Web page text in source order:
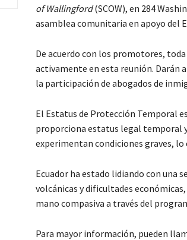
of Wallingford(SCOW), en 284
asamblea comunitaria en apoyo del
De acuerdo con los promotores,
activamente en esta reunión. Darán
la participación de abogados de
El Estatus de Protección Temporal
proporciona estatus legal temporal
experimentan condiciones graves, lo
Ecuador ha estado lidiando con una
volcánicas y dificultades
mano compasiva a través del
Para mayor información, pueden